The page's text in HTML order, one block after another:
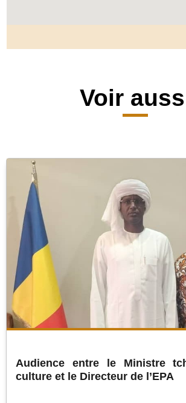
Voir
Audience entre le Ministre
culture et le Directeur de l’EPA